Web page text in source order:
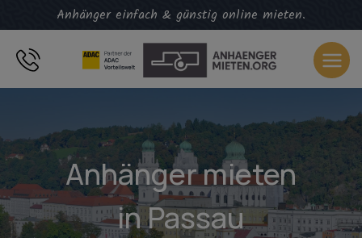
Inhalt
springen
Anhänger einfach & günstig online mieten.
Anhänger mieten
in Passau